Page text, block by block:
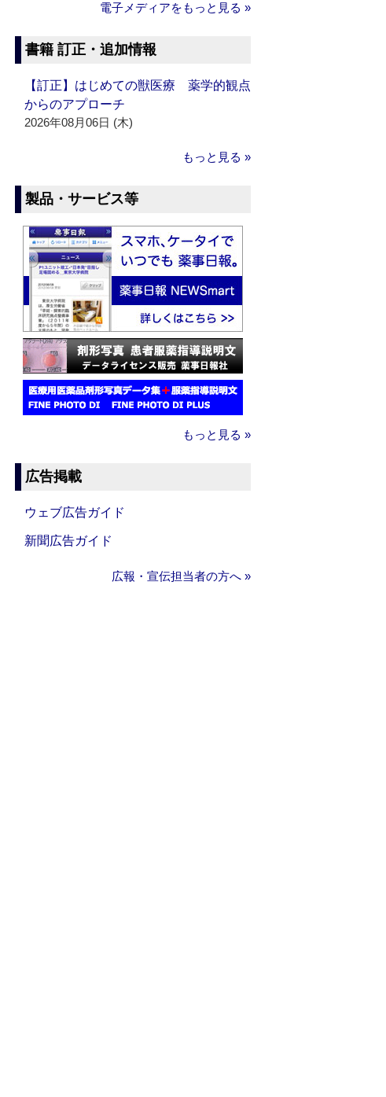
電子メディアをもっと見る »
書籍 訂正・追加情報
【訂正】はじめての獣医療 薬学的観点
からのアプローチ
2026年08月06日 (木)
もっと見る »
製品・サービス等
もっと見る »
広告掲載
ウェブ広告ガイド
新聞広告ガイド
広報・宣伝担当者の方へ »